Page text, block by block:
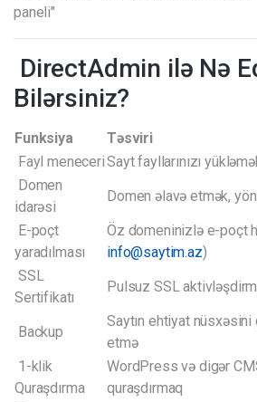
paneli"
DirectAdmin ilə Nə
Bilərsiniz?
Funksiya
Təsviri
Fayl meneceriSayt fayllarınızı
Domen
idarəsi
Domen əlavə etmək,
E-poçt
yaradılması
Öz domeninizlə e-poçt
info@saytim.az)
SSL
Sertifikatı
Pulsuz SSL
Backup
Saytın ehtiyat nüsxəsini
etmə
1-klik
Quraşdırma
WordPress və digər
quraşdırmaq